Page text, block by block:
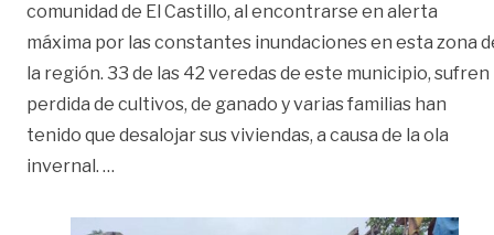
comunidad de El Castillo, al encontrarse en alerta
máxima por las constantes inundaciones en esta zona
la región. 33 de las 42 veredas de este municipio, sufren
perdida de cultivos, de ganado y varias familias han
tenido que desalojar sus viviendas, a causa de la ola
invernal. …